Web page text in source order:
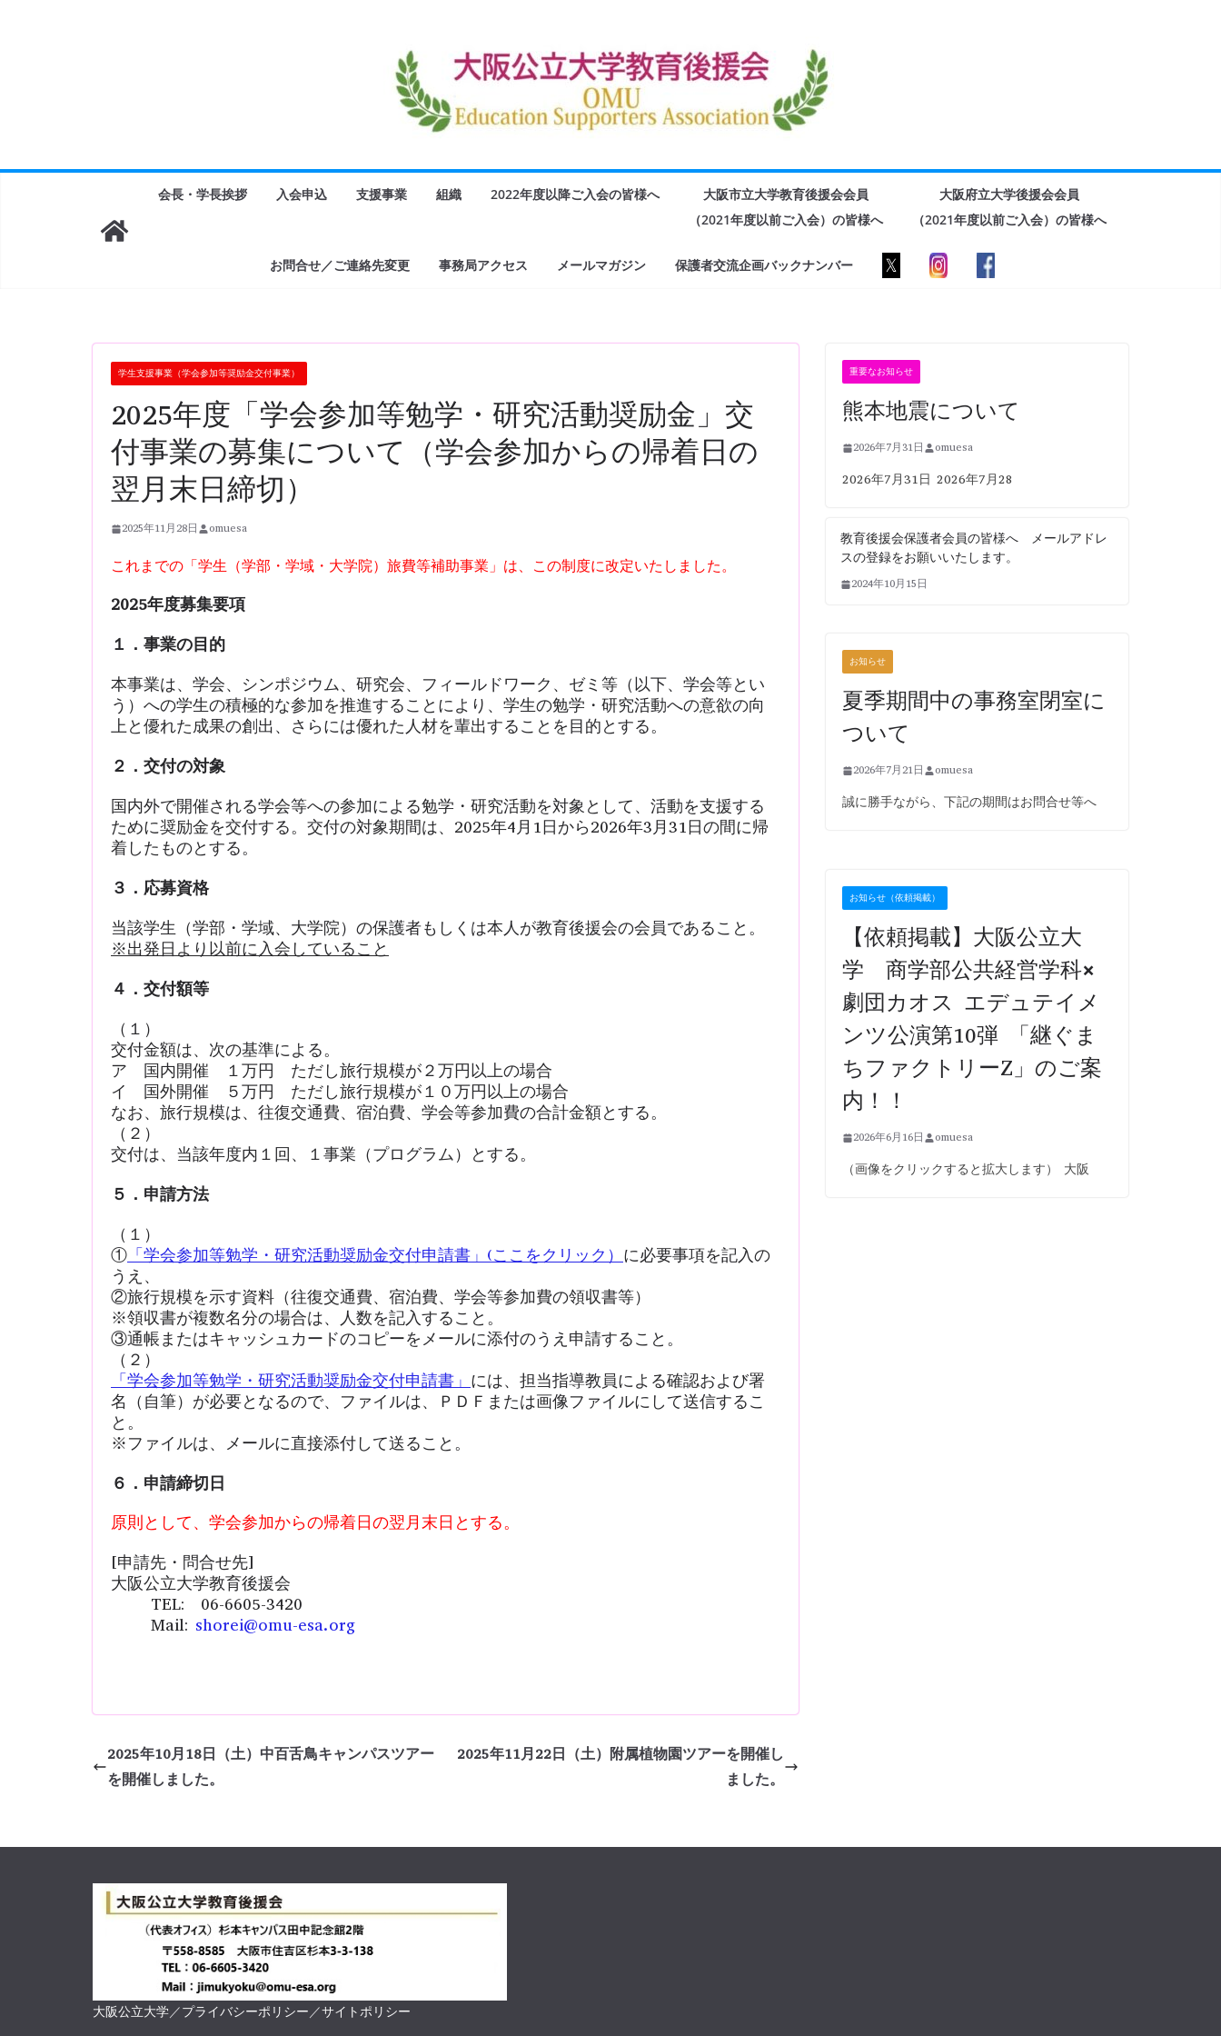
会長・学長挨拶 入会申込 支援事業 組織 2022年度以降ご入会の皆様へ
大阪市立大学教育後援会会員
（2021年度以前ご入会）の皆様へ
大阪府立大学後援会会員
（2021年度以前ご入会）の皆様へ
お問合せ／ご連絡先変更 事務局アクセス メールマガジン 保護者交流企画バックナンバー
学生支援事業（学会参加等奨励金交付事業）
2025年度「学会参加等勉学・研究活動奨励金」交
付事業の募集について（学会参加からの帰着日の
翌月末日締切）
2025年11月28日 omuesa
これまでの「学生（学部・学域・大学院）旅費等補助事業」は、この制度に改定いたしました。
2025年度募集要項
１．事業の目的
本事業は、学会、シンポジウム、研究会、フィールドワーク、ゼミ等（以下、学会等とい
う）への学生の積極的な参加を推進することにより、学生の勉学・研究活動への意欲の向
上と優れた成果の創出、さらには優れた人材を輩出することを目的とする。
２．交付の対象
国内外で開催される学会等への参加による勉学・研究活動を対象として、活動を支援する
ために奨励金を交付する。交付の対象期間は、2025年4月1日から2026年3月31日の間に帰
着したものとする。
３．応募資格
当該学生（学部・学域、大学院）の保護者もしくは本人が教育後援会の会員であること。
※出発日より以前に入会していること
４．交付額等
（１）
交付金額は、次の基準による。
ア 国内開催 １万円 ただし旅行規模が２万円以上の場合
イ 国外開催 ５万円 ただし旅行規模が１０万円以上の場合
なお、旅行規模は、往復交通費、宿泊費、学会等参加費の合計金額とする。
（２）
交付は、当該年度内１回、１事業（プログラム）とする。
５．申請方法
（１）
① 「学会参加等勉学・研究活動奨励金交付申請書」(ここをクリック） に必要事項を記入の
うえ、
②旅行規模を示す資料（往復交通費、宿泊費、学会等参加費の領収書等）
※領収書が複数名分の場合は、人数を記入すること。
③通帳またはキャッシュカードのコピーをメールに添付のうえ申請すること。
（２）
「学会参加等勉学・研究活動奨励金交付申請書」 には、担当指導教員による確認および署
名（自筆）が必要となるので、ファイルは、ＰＤＦまたは画像ファイルにして送信するこ
と。
※ファイルは、メールに直接添付して送ること。
６．申請締切日
原則として、学会参加からの帰着日の翌月末日とする。
[申請先・問合せ先]
大阪公立大学教育後援会
TEL: 06-6605-3420
Mail: shorei@omu-esa.org
2025年10月18日（土）中百舌鳥キャンパスツアー
を開催しました。
2025年11月22日（土）附属植物園ツアーを開催し
ました。
重要なお知らせ
熊本地震について
2026年7月31日 omuesa
2026年7月31日 2026年7月28
教育後援会保護者会員の皆様へ メールアドレ
スの登録をお願いいたします。
2024年10月15日
お知らせ
夏季期間中の事務室閉室に
ついて
2026年7月21日 omuesa
誠に勝手ながら、下記の期間はお問合せ等へ
お知らせ（依頼掲載）
【依頼掲載】大阪公立大
学 商学部公共経営学科×
劇団カオス エデュテイメ
ンツ公演第10弾 「継ぐま
ちファクトリーZ」のご案
内！！
2026年6月16日 omuesa
（画像をクリックすると拡大します） 大阪
大阪公立大学／プライバシーポリシー／サイトポリシー